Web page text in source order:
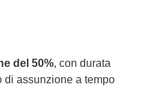
del 50%, con durata
di assunzione a tempo